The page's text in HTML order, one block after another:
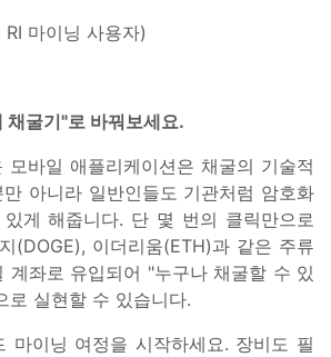
마이닝 사용자)
채굴기"로 바꿔보세요.
모바일 애플리케이션은 채굴의 기술적
아니라 일반인들도 기관처럼 암호화
게 해줍니다. 단 몇 번의 클릭만으로
(DOGE), 이더리움(ETH)과 같은 주류
계좌로 유입되어 "누구나 채굴할 수 있
로 실현할 수 있습니다.
마이닝 여정을 시작하세요. 장비도 필